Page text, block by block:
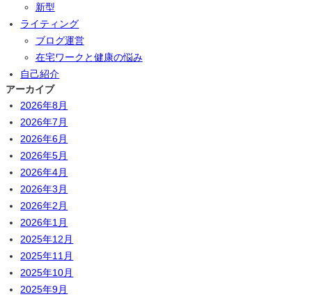
新型
ライティング
ブログ運営
在宅ワークと健康の悩み
自己紹介
アーカイブ
2026年8月
2026年7月
2026年6月
2026年5月
2026年4月
2026年3月
2026年2月
2026年1月
2025年12月
2025年11月
2025年10月
2025年9月